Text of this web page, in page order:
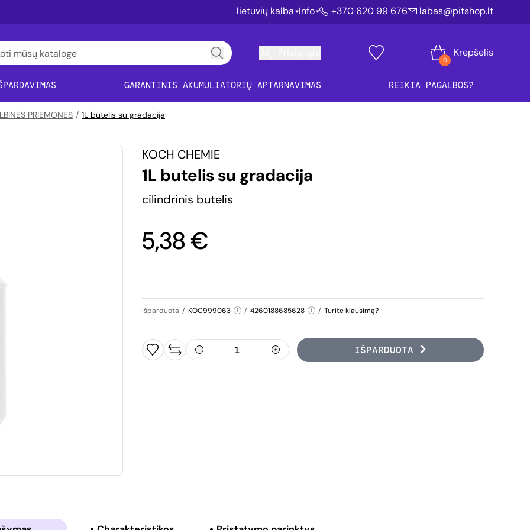
lietuvių kalba Info +370 620 99 676 labas@pitshop.lt
0
Krepšelis
GARANTINIS AKUMULIATORIŲ APTARNAVIMAS REIKIA PAGALBOS?
PRIEMONĖS / 1L butelis su gradacija
KOCH CHEMIE
1L butelis su gradacija
cilindrinis butelis
5,38 €
Išparduota / KOC999063 / 4260188685628 / Turite klausimą?
IŠPARDUOTA